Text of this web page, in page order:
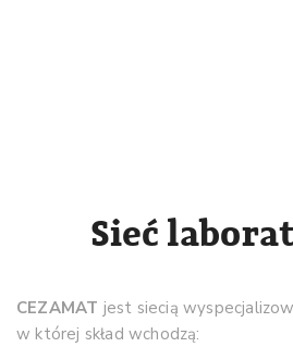
Sieć
CEZAMAT jest siecią
w której skład wchodzą: